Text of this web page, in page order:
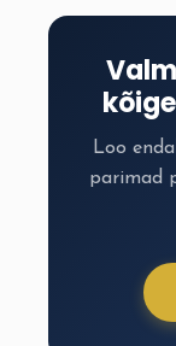
Loo
parimad